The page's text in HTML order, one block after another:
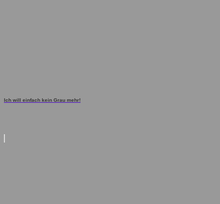
Ich will einfach kein Grau mehr!